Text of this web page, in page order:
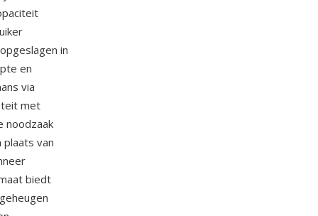
in
en
via
met
noodzaak
van
biedt